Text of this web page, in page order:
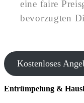
eine faire
bevorzugten
Kostenloses
Entrümpelung &